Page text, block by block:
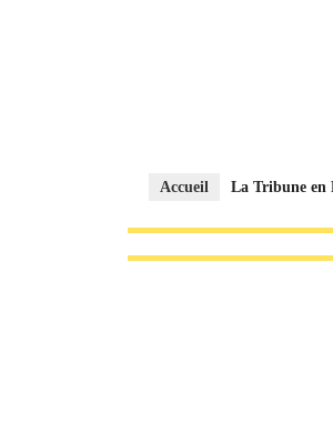
Accueil La Tribune en